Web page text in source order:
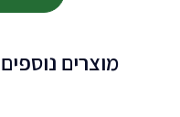
מוצרים